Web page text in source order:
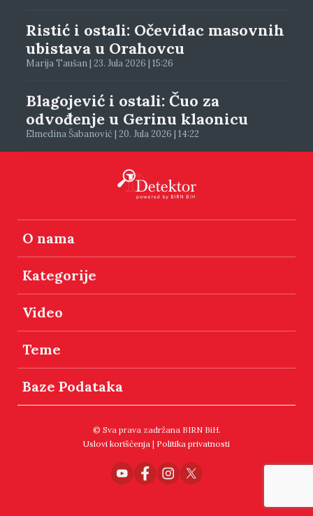
Ristić i ostali: Očevidac masovnih
ubistava u Orahovcu
Marija Taušan | 23. Jula 2026 | 15:26
Blagojević i ostali: Čuo za
odvođenje u Gerinu klaonicu
Elmedina Šabanović | 20. Jula 2026 | 14:22
O nama
Kategorije
Video
Teme
Baze Podataka
© Sva prava zadržana BIRN BiH.
Uslovi korišćenja | Politika privatnosti